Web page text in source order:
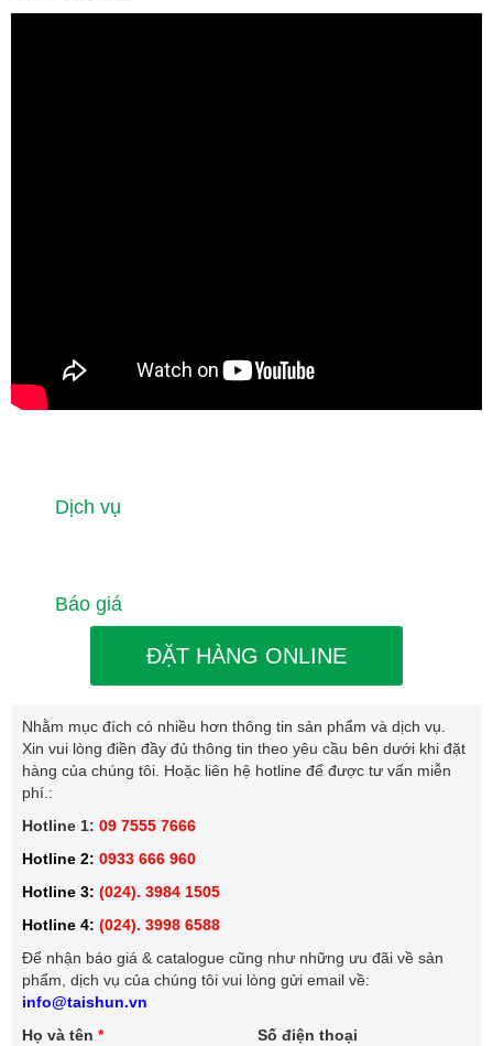
Dịch vụ
Báo giá
ĐẶT HÀNG ONLINE
Nhằm mục đích có nhiều hơn thông tin sản phẩm và dịch vụ.
Xin vui lòng điền đầy đủ thông tin theo yêu cầu bên dưới khi đặt
hàng của chúng tôi. Hoặc liên hệ hotline để được tư vấn miễn
phí.:
Hotline 1: 09 7555 7666
Hotline 2: 0933 666 960
Hotline 3: (024). 3984 1505
Hotline 4: (024). 3998 6588
Để nhận báo giá & catalogue cũng như những ưu đãi về sản
phẩm, dịch vụ của chúng tôi vui lòng gửi email về:
info@taishun.vn
Họ và tên * Số điện thoại